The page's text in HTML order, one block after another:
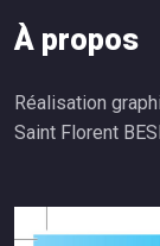
À propos
Réalisation
Saint Florent